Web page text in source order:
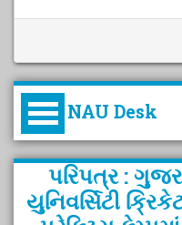
NAU Desk
કુલપતિની
વિહંગાવલોકન
પરિપત્ર :
યુનિવર્સિટી